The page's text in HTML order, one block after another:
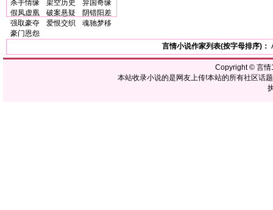
杀手情缘
架空历史
异国奇缘
假凤虚凰
破案悬疑
阴错阳差
强取豪夺
爱恨交织
魂驰梦移
豪门恩怨
言情小说作家列表(按字母排序)：
Copyright © 言情
本站收录小说的是网友上传!本站的所有社区话